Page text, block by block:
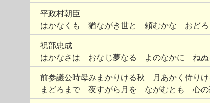
平政村朝臣
はかなくも 猶ながき世と 頼むかな おどろ
祝部忠成
はかなさは おなじ夢なる よのなかに ねぬ
前参議公時母みまかりける秋 月あかく侍り
まどろまで 夜すがら月を ながむとも 心